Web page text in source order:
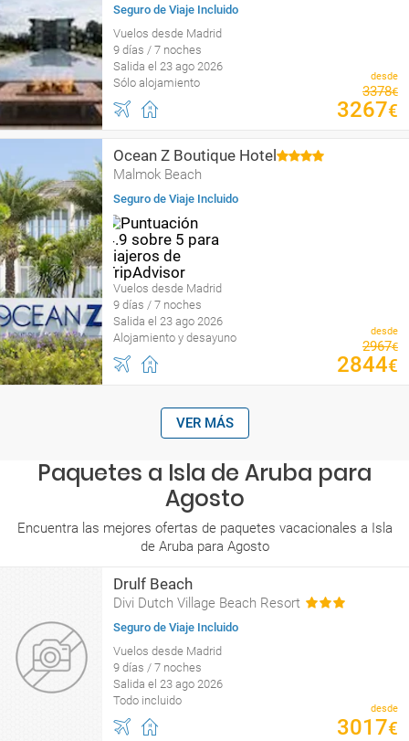
Seguro de Viaje Incluido
Vuelos desde Madrid
9 días / 7 noches
Salida el 23 ago 2026
Sólo alojamiento
desde
3378€
3267€
Ocean Z Boutique Hotel
Malmok Beach
Seguro de Viaje Incluido
Vuelos desde Madrid
9 días / 7 noches
Salida el 23 ago 2026
Alojamiento y desayuno
desde
2967€
2844€
VER MÁS
Paquetes a Isla de Aruba para
Agosto
Encuentra las mejores ofertas de paquetes vacacionales a Isla
de Aruba para Agosto
Drulf Beach
Divi Dutch Village Beach Resort
Seguro de Viaje Incluido
Vuelos desde Madrid
9 días / 7 noches
Salida el 23 ago 2026
Todo incluido
desde
3017€